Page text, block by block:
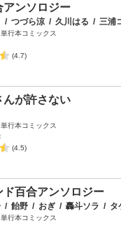
アンソロジー
/ つづら涼 / 久川はる / 三浦
行本コミックス
(4.7)
んが許さない
行本コミックス
(4.5)
ド百合アンソロジー
/ 飴野 / おぎ / 轟斗ソラ / タ
行本コミックス